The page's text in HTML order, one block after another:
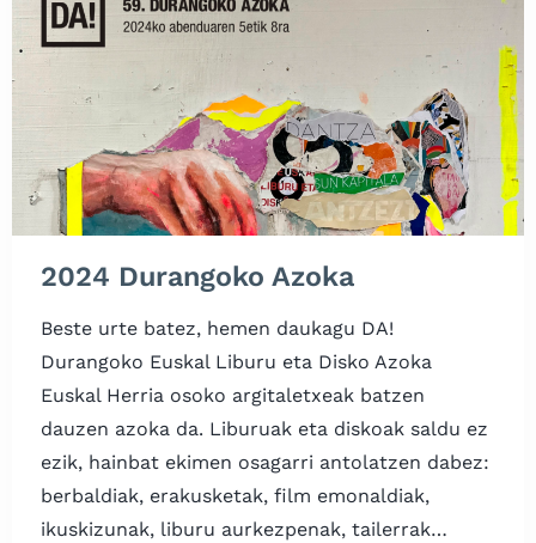
2024 Durangoko Azoka
Beste urte batez, hemen daukagu DA!
Durangoko Euskal Liburu eta Disko Azoka
Euskal Herria osoko argitaletxeak batzen
dauzen azoka da. Liburuak eta diskoak saldu ez
ezik, hainbat ekimen osagarri antolatzen dabez:
berbaldiak, erakusketak, film emonaldiak,
ikuskizunak, liburu aurkezpenak, tailerrak…